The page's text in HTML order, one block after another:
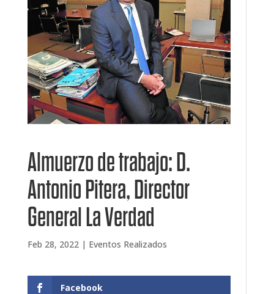
Almuerzo de trabajo: D.
Antonio Pitera, Director
General La Verdad
Feb 28, 2022| Eventos Realizados
Facebook